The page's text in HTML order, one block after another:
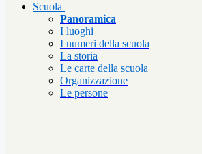
Scuola
Panoramica
I luoghi
I numeri della scuola
La storia
Le carte della scuola
Organizzazione
Le persone